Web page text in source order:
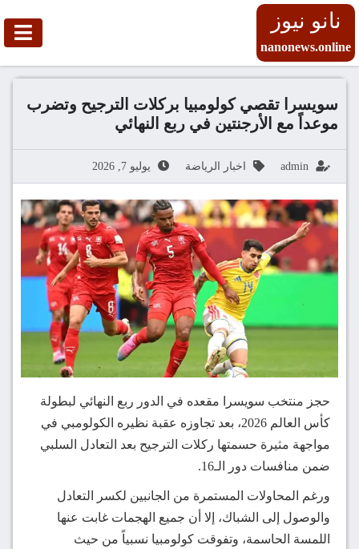
نانو نيوز
nanonews.online
سويسرا تقصي كولومبيا بركلات الترجيح وتضرب
موعداً مع الأرجنتين في ربع النهائي
admin اخبار الرياضة يوليو 7, 2026
حجز منتخب سويسرا مقعده في الدور ربع النهائي لبطولة
كأس العالم 2026، بعد تجاوزه عقبة نظيره الكولومبي في
مواجهة مثيرة حسمتها ركلات الترجيح بعد التعادل السلبي
ضمن منافسات دور الـ16.
ورغم المحاولات المستمرة من الجانبين لكسر التعادل
والوصول إلى الشباك، إلا أن جميع الهجمات غابت عنها
اللمسة الحاسمة، وتفوقت كولومبيا نسبياً من حيث